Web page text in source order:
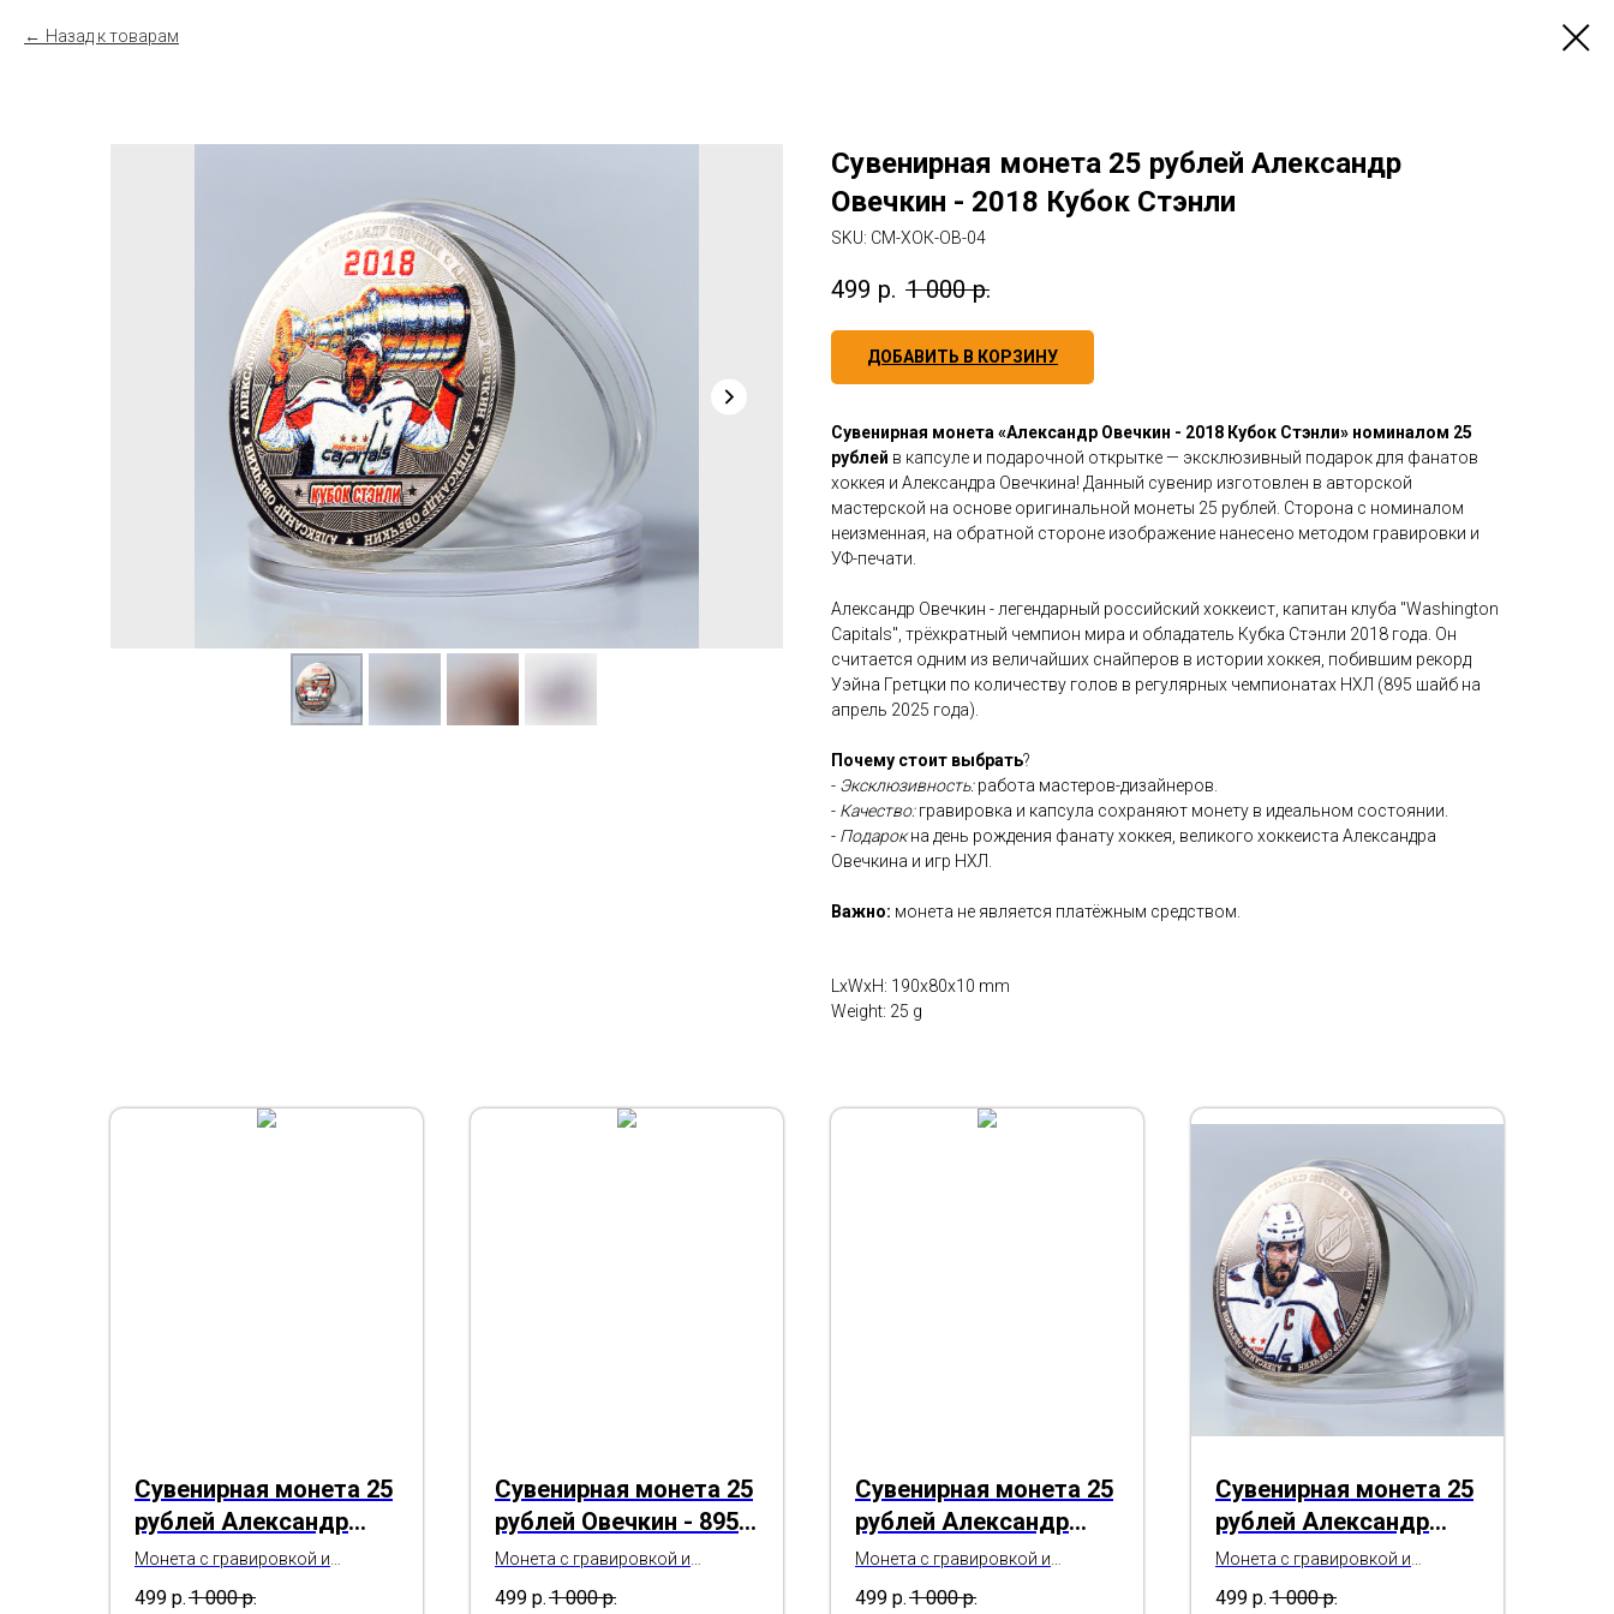
Назад к товарам
Сувенирная монета 25 рублей Александр
Овечкин - 2018 Кубок Стэнли
SKU: СМ-ХОК-ОВ-04
499 р. 1 000 р.
ДОБАВИТЬ В КОРЗИНУ
Сувенирная монета «Александр Овечкин - 2018 Кубок Стэнли» номиналом 25
рублей в капсуле и подарочной открытке — эксклюзивный подарок для фанатов
хоккея и Александра Овечкина! Данный сувенир изготовлен в авторской
мастерской на основе оригинальной монеты 25 рублей. Сторона с номиналом
неизменная, на обратной стороне изображение нанесено методом гравировки и
УФ-печати.
Александр Овечкин - легендарный российский хоккеист, капитан клуба "Washington
Capitals", трёхкратный чемпион мира и обладатель Кубка Стэнли 2018 года. Он
считается одним из величайших снайперов в истории хоккея, побившим рекорд
Уэйна Гретцки по количеству голов в регулярных чемпионатах НХЛ (895 шайб на
апрель 2025 года).
Почему стоит выбрать?
- Эксклюзивность:работа мастеров-дизайнеров.
- Качество:гравировка и капсула сохраняют монету в идеальном состоянии.
- Подарокна день рождения фанату хоккея, великого хоккеиста Александра
Овечкина и игр НХЛ.
Важно: монета не является платёжным средством.
LxWxH: 190x80x10 mm
Weight: 25 g
Сувенирная монета 25
рублей Александр
Овечкин - Washington
Capitals
Монета с гравировкой и
подарочной открытке
499 р. 1 000 р.
Сувенирная монета 25
рублей Овечкин - 895 /
2025
Монета с гравировкой и
подарочной открытке
499 р. 1 000 р.
Сувенирная монета 25
рублей Александр
Овечкин - 895 Goals
Монета с гравировкой и
подарочной открытке
499 р. 1 000 р.
Сувенирная монета 25
рублей Александр
Овечкин - NHL
Монета с гравировкой и
подарочной открытке
499 р. 1 000 р.